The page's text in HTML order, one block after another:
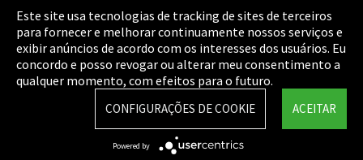
Cookie Settings
Termos e Condições
Mapa do Site
Este site usa tecnologias de tracking de sites de terceiros
para fornecer e melhorar continuamente nossos serviços e
exibir anúncios de acordo com os interesses dos usuários. Eu
concordo e posso revogar ou alterar meu consentimento a
qualquer momento, com efeitos para o futuro.
ACEITAR
CONFIGURAÇÕES DE COOKIE
Powered by